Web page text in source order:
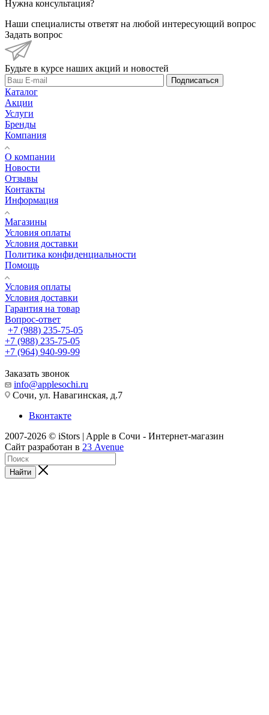
Нужна консультация?
Наши специалисты ответят на любой интересующий вопрос
Задать вопрос
Будьте в курсе наших акций и новостей
Подписаться
Каталог
Акции
Услуги
Бренды
Компания
О компании
Новости
Отзывы
Контакты
Информация
Магазины
Условия оплаты
Условия доставки
Политика конфиденциальности
Помощь
Условия оплаты
Условия доставки
Гарантия на товар
Вопрос-ответ
+7 (988) 235-75-05
+7 (988) 235-75-05
+7 (964) 940-99-99
Заказать звонок
info@applesochi.ru
Сочи, ул. Навагинская, д.7
Вконтакте
2007-2026 © iStors | Apple в Сочи - Интернет-магазин
Сайт разработан в 23 Avenue
Найти